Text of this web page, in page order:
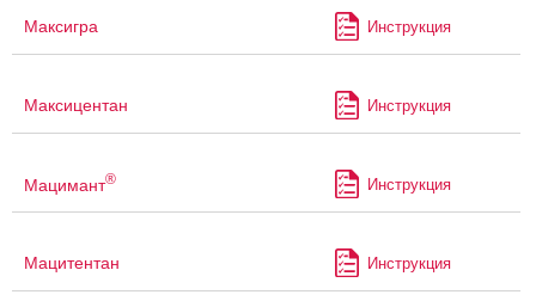
Максигра Инструкция
Максицентан Инструкция
Мацимант® Инструкция
Мацитентан Инструкция